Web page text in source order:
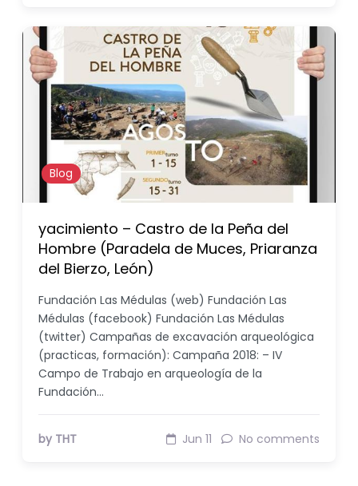
Blog
yacimiento – Castro de la Peña del
Hombre (Paradela de Muces, Priaranza
del Bierzo, León)
Fundación Las Médulas (web) Fundación Las
Médulas (facebook) Fundación Las Médulas
(twitter) Campañas de excavación arqueológica
(practicas, formación): Campaña 2018: – IV
Campo de Trabajo en arqueología de la
Fundación…
by THT Jun 11 No comments